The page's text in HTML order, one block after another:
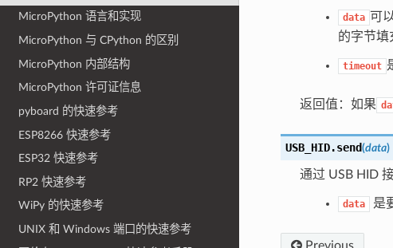
MicroPython 语言和实现
MicroPython 与 CPython 的区别
MicroPython 内部结构
MicroPython 许可证信息
pyboard 的快速参考
ESP8266 快速参考
ESP32 快速参考
RP2 快速参考
WiPy 的快速参考
UNIX 和 Windows 端口的快速参考
data 可
的字节填
timeout
返回值：如果
USB_HID.send(data)
通过 USB HID
data 是